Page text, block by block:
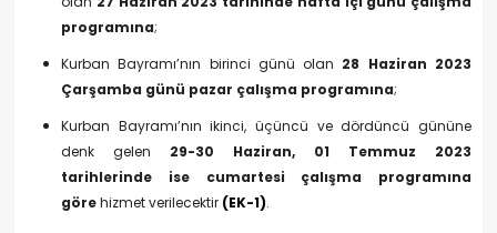
programına;
Kurban Bayramı’nın birinci günü olan 28 Haziran 2023
Çarşamba günü pazar çalışma programına;
Kurban Bayramı’nın ikinci, üçüncü ve dördüncü gününe
denk gelen 29-30 Haziran, 01 Temmuz 2023
tarihlerinde ise cumartesi çalışma programına
görehizmet verilecektir (EK-1).